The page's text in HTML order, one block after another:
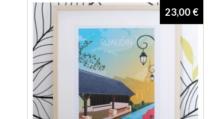
23,00 €